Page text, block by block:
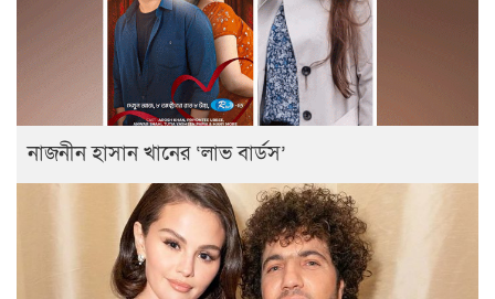
নাজনীন হাসান খানের ‘লাভ বার্ডস’